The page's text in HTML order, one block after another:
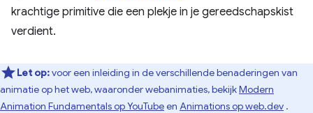
krachtige primitive die een plekje in je gereedschapskist
verdient.
Let op:voor een inleiding in de verschillende benaderingen van
animatie op het web, waaronder webanimaties, bekijkModern
Animation Fundamentals op YouTubeen Animations op web.dev .